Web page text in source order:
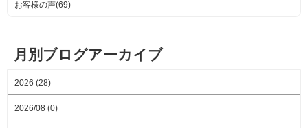
お客様の声(69)
月別ブログアーカイブ
2026 (28)
2026/08 (0)